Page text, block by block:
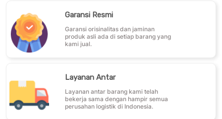
Garansi Resmi
Garansi orisinalitas dan jaminan
produk asli ada di setiap barang yang
kami jual.
Layanan Antar
Layanan antar barang kami telah
bekerja sama dengan hampir semua
perusahan logistik di Indonesia.